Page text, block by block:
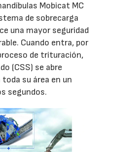
Mobicat MC
de sobrecarga
una mayor seguridad
Cuando entra, por
de trituración,
(CSS) se abre
su área en un
segundos.